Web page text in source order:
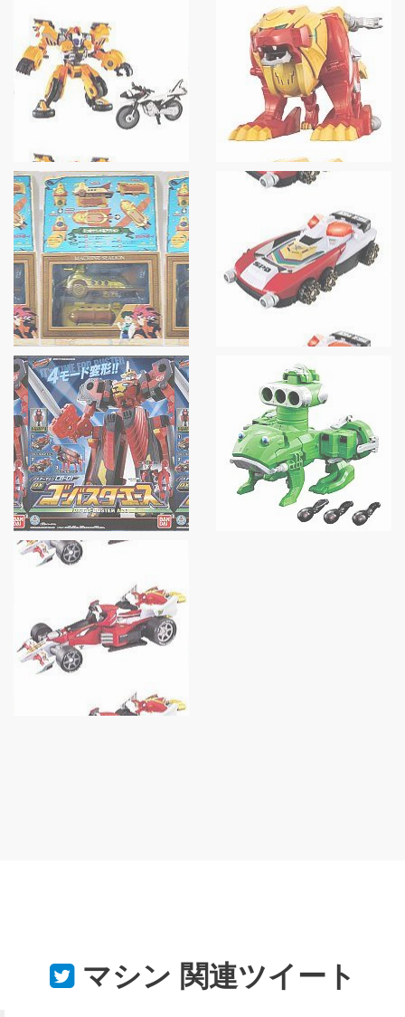
マシン 関連ツイート